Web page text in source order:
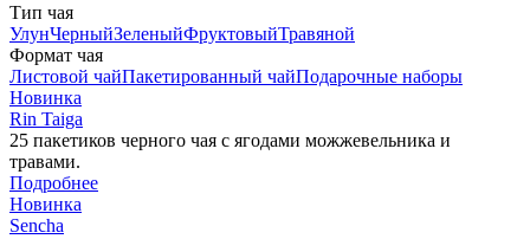
Тип чая
УлунЧерныйЗеленыйФруктовыйТравяной
Формат чая
Листовой чайПакетированный чайПодарочныe наборы
Новинка
Rin Taiga
25 пакетиков черного чая с ягодами можжевельника и
травами.
Подробнее
Новинка
Sencha